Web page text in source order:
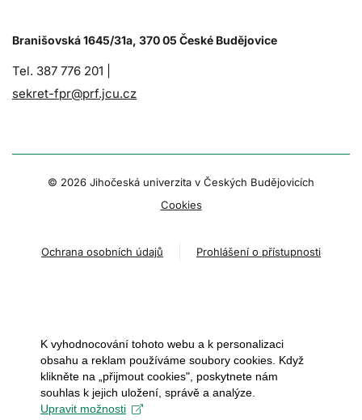
Branišovská 1645/31a, 370 05 České Budějovice
Tel. 387 776 201 |
sekret-fpr@prf.jcu.cz
© 2026 Jihočeská univerzita v Českých Budějovicích
Cookies
Ochrana osobních údajů Prohlášení o přístupnosti
K vyhodnocování tohoto webu a k personalizaci
obsahu a reklam používáme soubory cookies. Když
klikněte na „přijmout cookies", poskytnete nám
souhlas k jejich uložení, správě a analýze.
Upravit možnosti